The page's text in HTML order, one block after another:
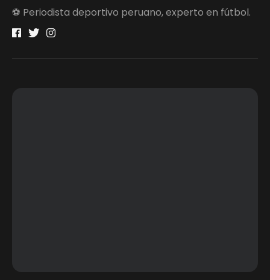
⚽ Periodista deportivo peruano, experto en fútbol.